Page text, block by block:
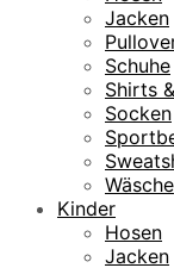
Jacken
Schuhe
Shirts
Socken
Wäsche
Kinder
Hosen
Jacken